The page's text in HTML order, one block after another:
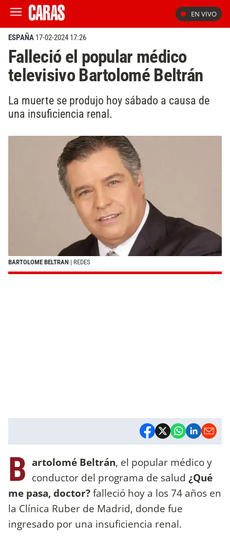
EN VIVO
ESPAÑA 17-02-2024 17:26
Falleció el popular médico
televisivo Bartolomé Beltrán
La muerte se produjo hoy sábado a causa de
una insuficiencia renal.
BARTOLOME BELTRAN | REDES
B artolomé Beltrán, el popular médico y
conductor del programa de salud ¿Qué
me pasa, doctor?falleció hoy a los 74 años en
la Clínica Ruber de Madrid, donde fue
ingresado por una insuficiencia renal.